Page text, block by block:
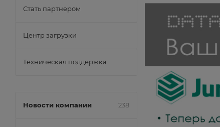
Стать партнером
Центр загрузки
Техническая поддержка
Новости компании 238